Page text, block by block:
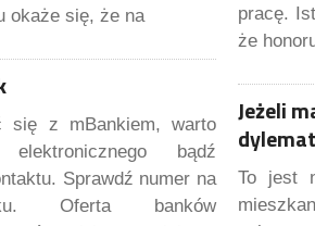
okaże się, że na
się z mBankiem, warto
bądź
Sprawdź numer na
Oferta banków
pracę.
że
Jeżeli
To jest